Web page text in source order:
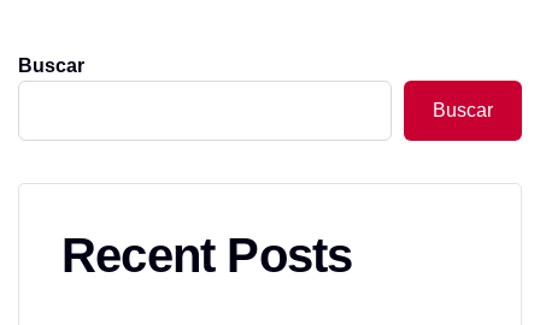
Buscar
Buscar
Recent Posts